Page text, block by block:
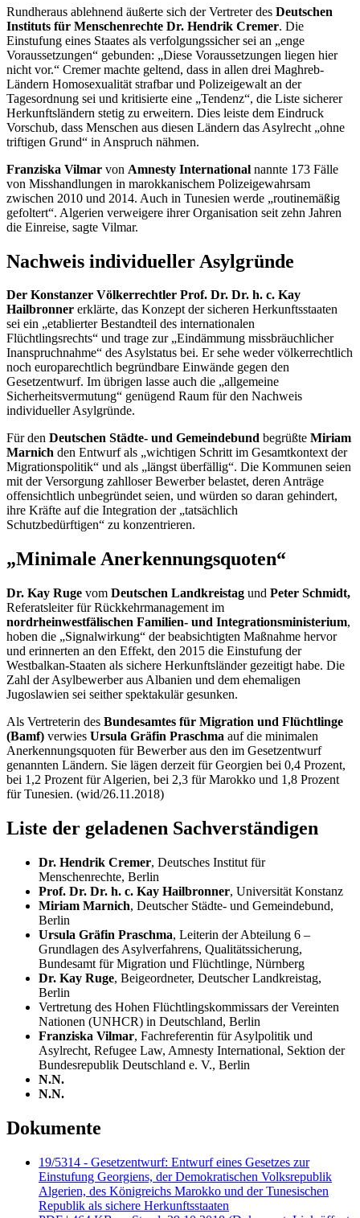
Rundheraus ablehnend äußerte sich der Vertreter des Deutschen
Instituts für Menschenrechte Dr. Hendrik Cremer. Die
Einstufung eines Staates als verfolgungssicher sei an „enge
Voraussetzungen“ gebunden: „Diese Voraussetzungen liegen hier
nicht vor.“ Cremer machte geltend, dass in allen drei Maghreb-
Ländern Homosexualität strafbar und Polizeigewalt an der
Tagesordnung sei und kritisierte eine „Tendenz“, die Liste sicherer
Herkunftsländern stetig zu erweitern. Dies leiste dem Eindruck
Vorschub, dass Menschen aus diesen Ländern das Asylrecht „ohne
triftigen Grund“ in Anspruch nähmen.
Franziska Vilmar von Amnesty International nannte 173 Fälle
von Misshandlungen in marokkanischem Polizeigewahrsam
zwischen 2010 und 2014. Auch in Tunesien werde „routinemäßig
gefoltert“. Algerien verweigere ihrer Organisation seit zehn Jahren
die Einreise, sagte Vilmar.
Nachweis individueller Asylgründe
Der Konstanzer Völkerrechtler Prof. Dr. Dr. h. c. Kay
Hailbronner erklärte, das Konzept der sicheren Herkunftsstaaten
sei ein „etablierter Bestandteil des internationalen
Flüchtlingsrechts“ und trage zur „Eindämmung missbräuchlicher
Inanspruchnahme“ des Asylstatus bei. Er sehe weder völkerrechtlich
noch europarechtlich begründbare Einwände gegen den
Gesetzentwurf. Im übrigen lasse auch die „allgemeine
Sicherheitsvermutung“ genügend Raum für den Nachweis
individueller Asylgründe.
Für den Deutschen Städte- und Gemeindebund begrüßte Miriam
Marnich den Entwurf als „wichtigen Schritt im Gesamtkontext der
Migrationspolitik“ und als „längst überfällig“. Die Kommunen seien
mit der Versorgung zahlloser Bewerber belastet, deren Anträge
offensichtlich unbegründet seien, und würden so daran gehindert,
ihre Kräfte auf die Integration der „tatsächlich
Schutzbedürftigen“ zu konzentrieren.
„Minimale Anerkennungsquoten“
Dr. Kay Ruge vom Deutschen Landkreistag und Peter Schmidt,
Referatsleiter für Rückkehrmanagement im
nordrheinwestfälischen Familien- und Integrationsministerium,
hoben die „Signalwirkung“ der beabsichtigten Maßnahme hervor
und erinnerten an den Effekt, den 2015 die Einstufung der
Westbalkan-Staaten als sichere Herkunftsländer gezeitigt habe. Die
Zahl der Asylbewerber aus Albanien und dem ehemaligen
Jugoslawien sei seither spektakulär gesunken.
Als Vertreterin des Bundesamtes für Migration und Flüchtlinge
(Bamf) verwies Ursula Gräfin Praschma auf die minimalen
Anerkennungsquoten für Bewerber aus den im Gesetzentwurf
genannten Ländern. Sie lägen derzeit für Georgien bei 0,4 Prozent,
bei 1,2 Prozent für Algerien, bei 2,3 für Marokko und 1,8 Prozent
für Tunesien. (wid/26.11.2018)
Liste der geladenen Sachverständigen
Dr. Hendrik Cremer, Deutsches Institut für
Menschenrechte, Berlin
Prof. Dr. Dr. h. c. Kay Hailbronner, Universität Konstanz
Miriam Marnich, Deutscher Städte- und Gemeindebund,
Berlin
Ursula Gräfin Praschma, Leiterin der Abteilung 6 –
Grundlagen des Asylverfahrens, Qualitätssicherung,
Bundesamt für Migration und Flüchtlinge, Nürnberg
Dr. Kay Ruge, Beigeordneter, Deutscher Landkreistag,
Berlin
Vertretung des Hohen Flüchtlingskommissars der Vereinten
Nationen (UNHCR) in Deutschland, Berlin
Franziska Vilmar, Fachreferentin für Asylpolitik und
Asylrecht, Refugee Law, Amnesty International, Sektion der
Bundesrepublik Deutschland e. V., Berlin
N.N.
N.N.
Dokumente
19/5314 - Gesetzentwurf: Entwurf eines Gesetzes zur
Einstufung Georgiens, der Demokratischen Volksrepublik
Algerien, des Königreichs Marokko und der Tunesischen
Republik als sichere Herkunftsstaaten